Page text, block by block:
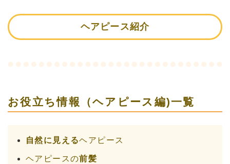
ヘアピース紹介
お役立ち情報（ヘアピース編)一覧
自然に見えるヘアピース
ヘアピースの前髪